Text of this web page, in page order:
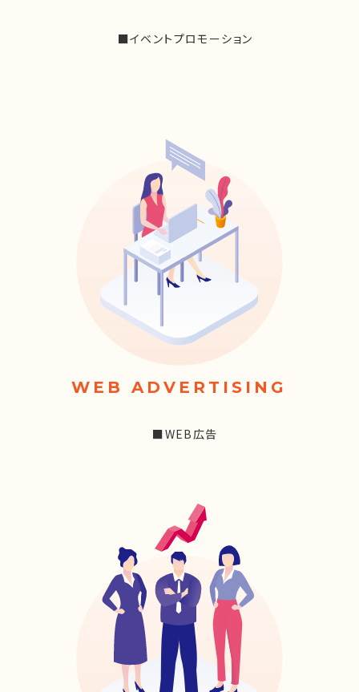
■イベントプロモーション
WEB ADVERTISING
■WEB広告